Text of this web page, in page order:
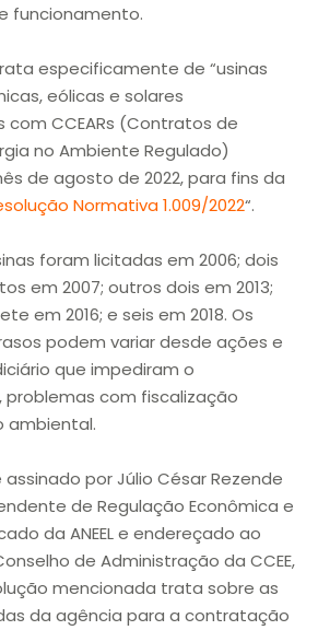
funcionamento.
especificamente de “usinas
eólicas e solares
CCEARs (Contratos de
no Ambiente Regulado)
de agosto de 2022, para fins da
Normativa 1.009/2022“.
foram licitadas em 2006; dois
em 2007; outros dois em 2013;
em 2016; e seis em 2018. Os
podem variar desde ações e
que impediram o
com fiscalização
ambiental.
por Júlio César Rezende
de Regulação Econômica e
da ANEEL e endereçado ao
de Administração da CCEE,
mencionada trata sobre as
da agência para a contratação